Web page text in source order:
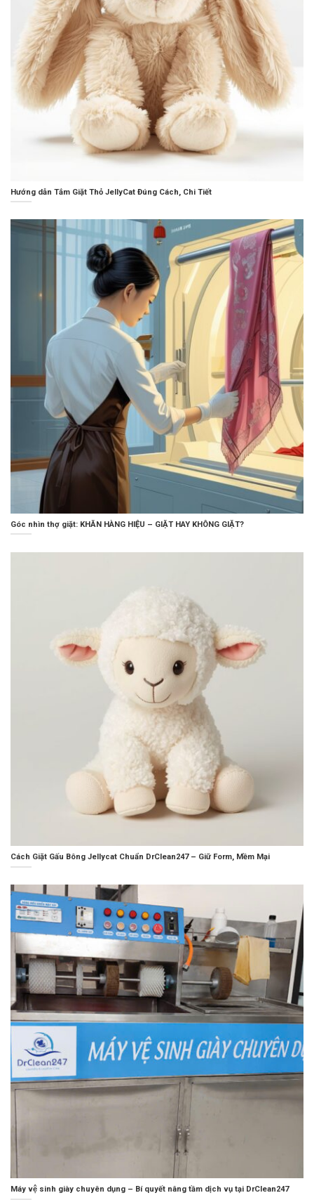
Hướng dẫn Tắm Giặt Thỏ JellyCat Đúng Cách, Chi Tiết
Góc nhìn thợ giặt: KHĂN HÀNG HIỆU – GIẶT HAY KHÔNG GIẶT?
Cách Giặt Gấu Bông Jellycat Chuẩn DrClean247 – Giữ Form, Mềm Mại
Máy vệ sinh giày chuyên dụng – Bí quyết nâng tầm dịch vụ tại DrClean247